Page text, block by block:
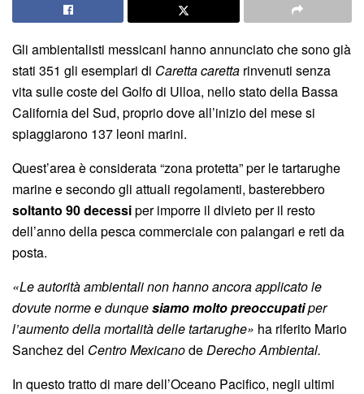
Gli ambientalisti messicani hanno annunciato che sono già
stati 351 gli esemplari di Caretta caretta rinvenuti senza
vita sulle coste del Golfo di Ulloa, nello stato della Bassa
California del Sud, proprio dove all’inizio del mese si
spiaggiarono 137 leoni marini.
Quest’area è considerata “zona protetta” per le tartarughe
marine e secondo gli attuali regolamenti, basterebbero
soltanto 90 decessiper imporre il divieto per il resto
dell’anno della pesca commerciale con palangari e reti da
posta.
«Le autorità ambientali non hanno ancora applicato le
dovute norme e dunquesiamo molto preoccupatiper
l’aumento della mortalità delle tartarughe» ha riferito Mario
Sanchez del Centro MexicanodeDerecho Ambiental.
In questo tratto di mare dell’Oceano Pacifico, negli ultimi